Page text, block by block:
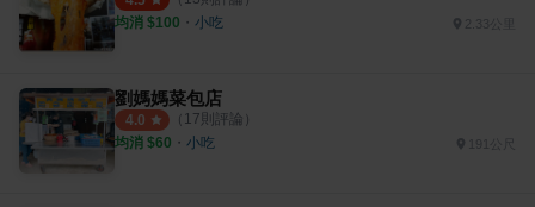
均消 $100 ・ 小吃
劉媽媽菜包店
4.0 （ 17則評論）
均消 $60 ・ 小吃